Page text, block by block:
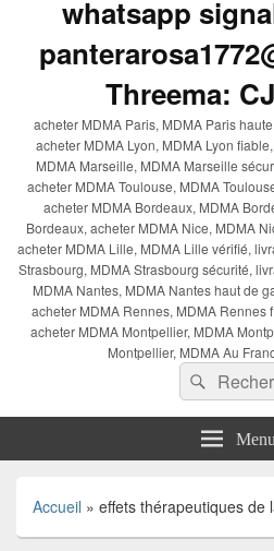
whatsapp
Threema:
acheter MDMA Paris, MDMA Paris
acheter MDMA Lyon, MDMA Lyon
MDMA Marseille, MDMA Marseille
acheter MDMA Toulouse, MDMA
acheter MDMA Bordeaux, MDMA
Bordeaux, acheter MDMA Nice, MDMA
acheter MDMA Lille, MDMA Lille vérifié,
Strasbourg, MDMA Strasbourg sécurité,
MDMA Nantes, MDMA Nantes haut de
acheter MDMA Rennes, MDMA Rennes
acheter MDMA Montpellier, MDMA
Montpellier, MDMA Au
Recherche :
Menu
Accueil » effets thérapeutiques de